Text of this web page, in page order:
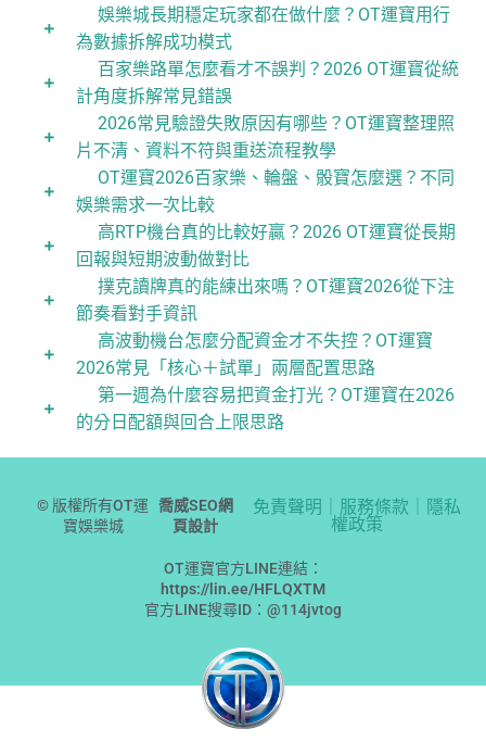
娛樂城長期穩定玩家都在做什麼？OT運寶用行
為數據拆解成功模式
百家樂路單怎麼看才不誤判？2026 OT運寶從統
計角度拆解常見錯誤
2026常見驗證失敗原因有哪些？OT運寶整理照
片不清、資料不符與重送流程教學
OT運寶2026百家樂、輪盤、骰寶怎麼選？不同
娛樂需求一次比較
高RTP機台真的比較好贏？2026 OT運寶從長期
回報與短期波動做對比
撲克讀牌真的能練出來嗎？OT運寶2026從下注
節奏看對手資訊
高波動機台怎麼分配資金才不失控？OT運寶
2026常見「核心＋試單」兩層配置思路
第一週為什麼容易把資金打光？OT運寶在2026
的分日配額與回合上限思路
© 版權所有OT運
寶娛樂城
喬威SEO網
頁設計
免責聲明｜服務條款｜隱私
權政策
OT運寶官方LINE連結：
https://lin.ee/HFLQXTM
官方LINE搜尋ID：@114jvtog